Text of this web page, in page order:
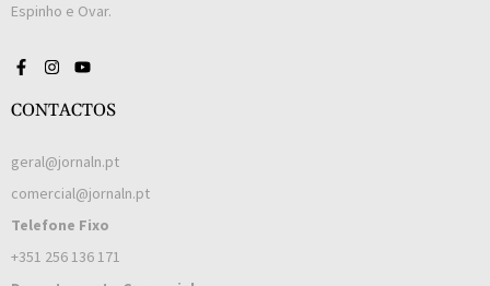
Espinho e Ovar.
CONTACTOS
geral@jornaln.pt
comercial@jornaln.pt
Telefone Fixo
+351 256 136 171